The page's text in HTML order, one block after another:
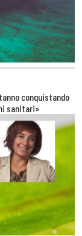
conquistando
sanitari»